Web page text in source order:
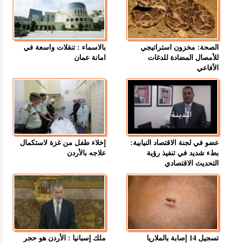
الصحة: مخزون استراتيجي
للأمصال المضادة للدغات
الأفاعي
بالاسماء : تنقلات واسعة في
امانة عمان
عضو في لجنة الاقتصاد النيابية:
بطء شديد في تنفيذ رؤية
التحديث الاقتصادي
إخلاء طفل من غزة لاستكمال
علاجه بالأردن
تسجيل 14 إصابة بالملاريا
ملك إسبانيا : الأردن هو حجر